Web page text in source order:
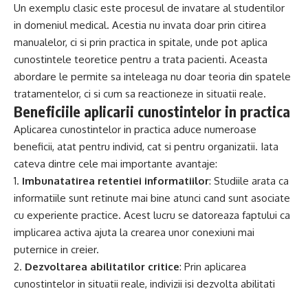
Un exemplu clasic este procesul de invatare al studentilor
in domeniul medical. Acestia nu invata doar prin citirea
manualelor, ci si prin practica in spitale, unde pot aplica
cunostintele teoretice pentru a trata pacienti. Aceasta
abordare le permite sa inteleaga nu doar teoria din spatele
tratamentelor, ci si cum sa reactioneze in situatii reale.
Beneficiile aplicarii cunostintelor in practica
Aplicarea cunostintelor in practica aduce numeroase
beneficii, atat pentru individ, cat si pentru organizatii. Iata
cateva dintre cele mai importante avantaje:
1. Imbunatatirea retentiei informatiilor: Studiile arata ca
informatiile sunt retinute mai bine atunci cand sunt asociate
cu experiente practice. Acest lucru se datoreaza faptului ca
implicarea activa ajuta la crearea unor conexiuni mai
puternice in creier.
2. Dezvoltarea abilitatilor critice: Prin aplicarea
cunostintelor in situatii reale, indivizii isi dezvolta abilitati